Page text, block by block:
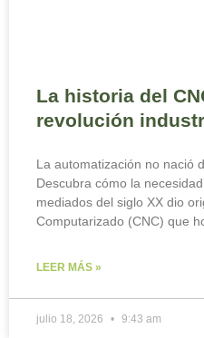
La historia del
revolución
La automatización no nació
Descubra cómo la
mediados del siglo XX dio
Computarizado (CNC) que
LEER MÁS »
julio 18, 2026 9:43 am